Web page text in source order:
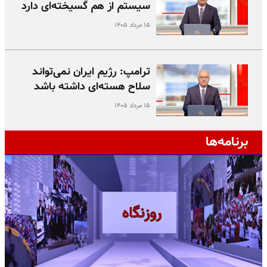
سیستم از هم گسیخته‌ای دارد
۱۵ مرداد ۱۴۰۵
ترامپ: رژیم ایران نمی‌تواند
سلاح هسته‌ای داشته باشد
۱۵ مرداد ۱۴۰۵
برنامه‌ها